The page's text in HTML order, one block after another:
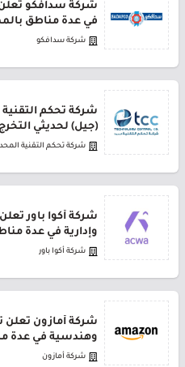
شركة سدافكو تعلن
في عدة مناطق
شركة سدافكو
شركة تحكم التقنية
(جيل) لحديثي
شركة تحكم التقنية
شركة أكوا باور
وإدارية في عدة
شركة أكوا باور
شركة أمازون تعلن
وهندسية في عدة
شركة أمازون